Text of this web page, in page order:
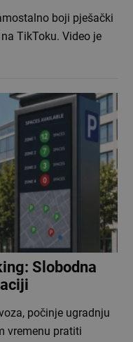
boji pješački
TikToku. Video je
Slobodna
počinje ugradnju
vremenu pratiti